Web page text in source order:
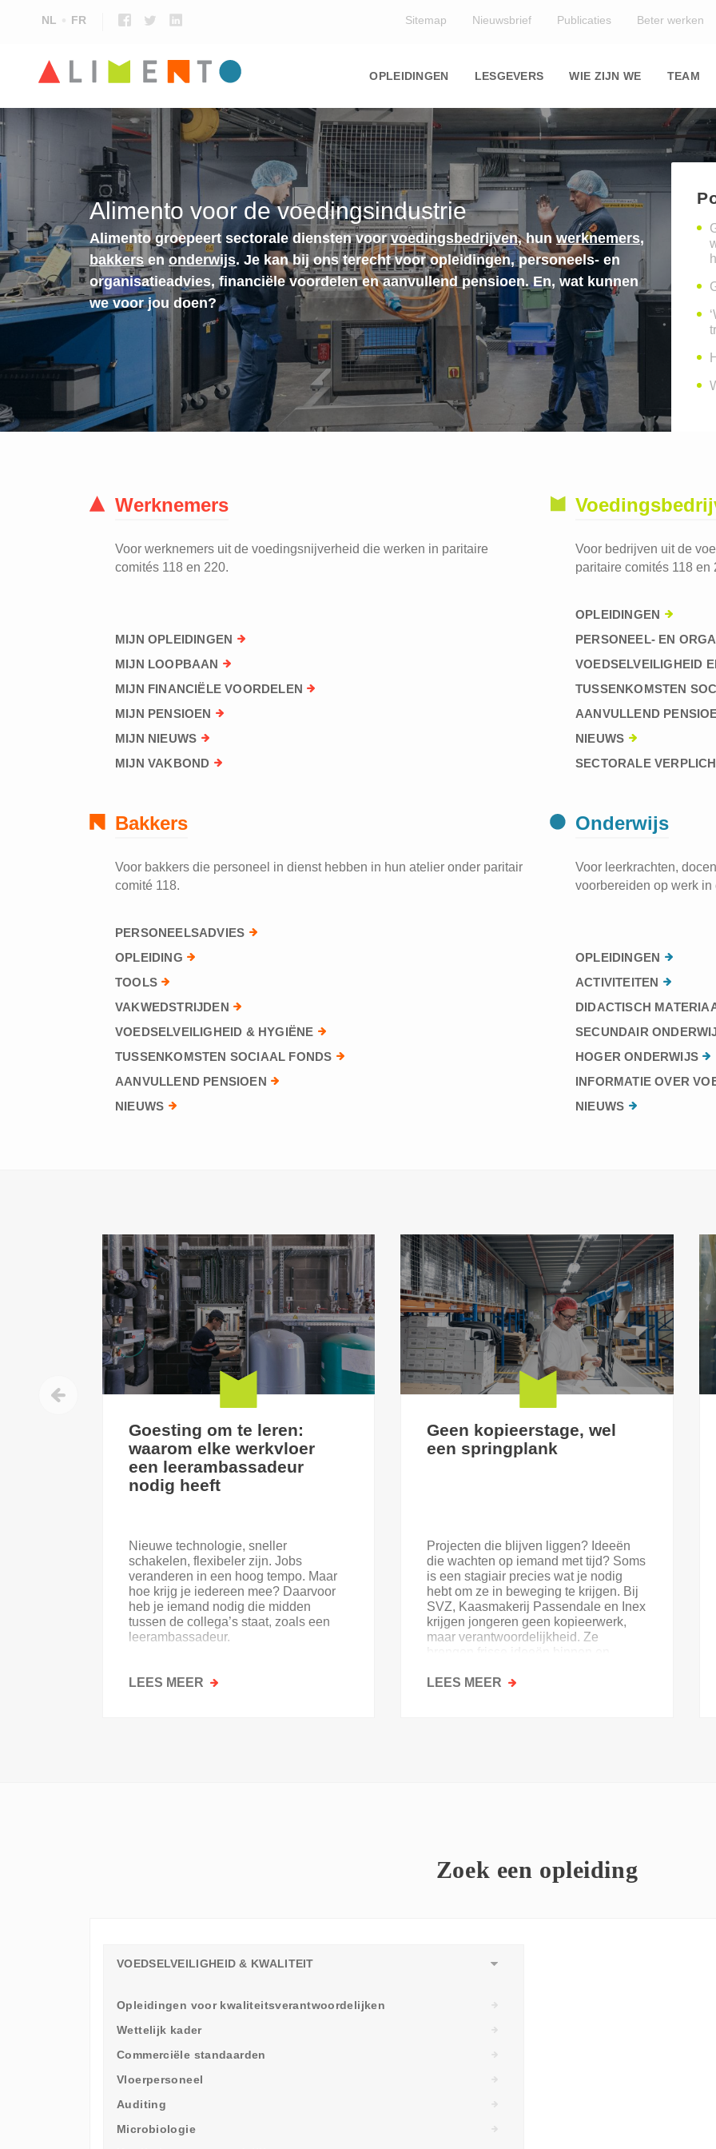
NL FR Sitemap Nieuwsbrief Publicaties Beter werken
navigation
OPLEIDINGEN LESGEVERS WIE ZIJN WE TEAM
Alimento voor de voedingsindustrie
Alimento groepeert sectorale diensten voorvoedingsbedrijven, hunwerknemers,
bakkers enonderwijs. Je kan bij ons terecht voor opleidingen, personeels- en
organisatieadvies, financiële voordelen en aanvullend pensioen. En, wat kunnen
we voor jou doen?
Werknemers
Voor werknemers uit de voedingsnijverheid die werken in paritaire
comités 118 en 220.
MIJN OPLEIDINGEN
MIJN LOOPBAAN
MIJN FINANCIËLE VOORDELEN
MIJN PENSIOEN
MIJN NIEUWS
MIJN VAKBOND
Voor bedrijven uit de
paritaire comités 118 en
OPLEIDINGEN
PERSONEEL- EN
VOEDSELVEILIGHEID
TUSSENKOMSTEN
AANVULLEND
NIEUWS
SECTORALE
Bakkers
Voor bakkers die personeel in dienst hebben in hun atelier onder paritair
comité 118.
PERSONEELSADVIES
OPLEIDING
TOOLS
VAKWEDSTRIJDEN
VOEDSELVEILIGHEID & HYGIËNE
TUSSENKOMSTEN SOCIAAL FONDS
AANVULLEND PENSIOEN
NIEUWS
Onderwijs
Voor leerkrachten,
voorbereiden op werk
OPLEIDINGEN
ACTIVITEITEN
DIDACTISCH
SECUNDAIR
HOGER ONDERWIJS
INFORMATIE OVER
NIEUWS
Goesting om te leren:
waarom elke werkvloer
een leerambassadeur
nodig heeft
Nieuwe technologie, sneller
schakelen, flexibeler zijn. Jobs
veranderen in een hoog tempo. Maar
hoe krijg je iedereen mee? Daarvoor
heb je iemand nodig die midden
tussen de collega’s staat, zoals een
leerambassadeur.
LEES MEER OVER
Geen kopieerstage, wel
een springplank
Projecten die blijven liggen? Ideeën
die wachten op iemand met tijd? Soms
is een stagiair precies wat je nodig
hebt om ze in beweging te krijgen. Bij
SVZ, Kaasmakerij Passendale en Inex
krijgen jongeren geen kopieerwerk,
maar verantwoordelijkheid. Ze
brengen frisse ideeën binnen en
LEES MEER OVER
Zoek een opleiding
VOEDSELVEILIGHEID & KWALITEIT
Opleidingen voor kwaliteitsverantwoordelijken
Wettelijk kader
Commerciële standaarden
Vloerpersoneel
Auditing
Microbiologie